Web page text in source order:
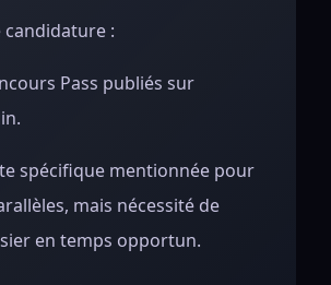
candidature :
Pass publiés sur
spécifique mentionnée pour
mais nécessité de
en temps opportun.